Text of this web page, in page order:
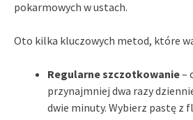
pokarmowych w ustach.
Oto kilka kluczowych metod, które
Regularne szczotkowanie–
przynajmniej dwa razy
dwie minuty. Wybierz pastę z